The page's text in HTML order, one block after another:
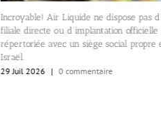
Incroyable! Air Liquide ne dispose pas
filiale directe ou d’implantation officielle
répertoriée avec un siège social propre
Israël.
29 Juil 2026 | 0 commentaire